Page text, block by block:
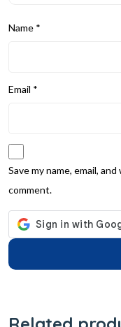
Name *
Email *
Save my name, email,
comment.